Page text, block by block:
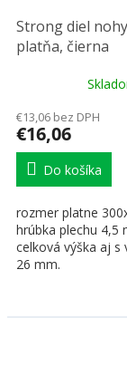
Strong diel
platňa, čierna
€13,06 bez DPH
€16,06
Do košíka
rozmer platne
hrúbka plechu 4,5
celková výška aj s
26 mm.